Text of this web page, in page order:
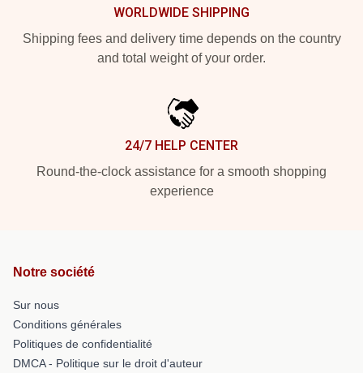
WORLDWIDE SHIPPING
Shipping fees and delivery time depends on the country
and total weight of your order.
24/7 HELP CENTER
Round-the-clock assistance for a smooth shopping
experience
Notre société
Sur nous
Conditions générales
Politiques de confidentialité
DMCA - Politique sur le droit d'auteur